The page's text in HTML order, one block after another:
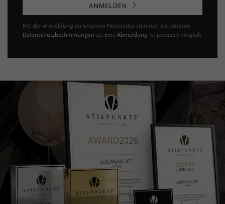
ANMELDEN
Mit der Anmeldung an unserem Newsletter stimmen Sie unseren
Datenschutzbestimmungen zu. Eine Abmeldung ist jederzeit möglich.